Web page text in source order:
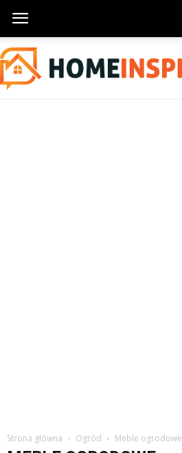
Strona główna Ogród Meble ogrodowe